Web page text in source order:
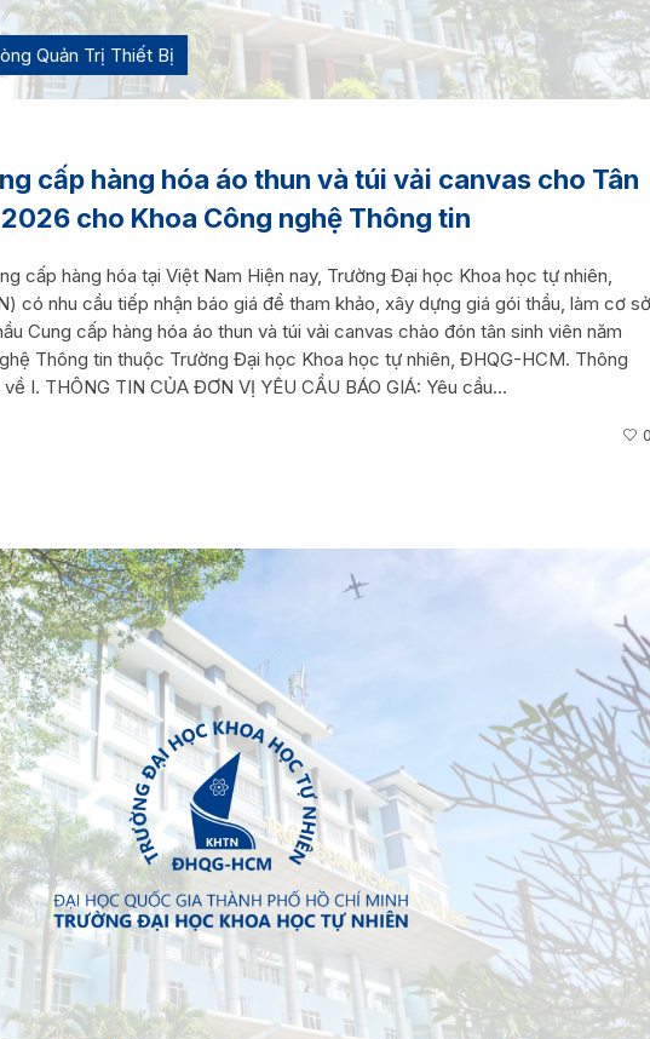
Quản Trị Thiết Bị
cấp hàng hóa áo thun và túi vải canvas cho Tân
cho Khoa Công nghệ Thông tin
cấp hàng hóa tại Việt Nam Hiện nay, Trường Đại học Khoa học tự nhiên,
có nhu cầu tiếp nhận báo giá để tham khảo, xây dựng giá gói thầu, làm cơ sở
Cung cấp hàng hóa áo thun và túi vải canvas chào đón tân sinh viên năm
Thông tin thuộc Trường Đại học Khoa học tự nhiên, ĐHQG-HCM. Thông
I. THÔNG TIN CỦA ĐƠN VỊ YÊU CẦU BÁO GIÁ: Yêu cầu...